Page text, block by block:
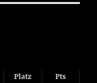
Platz
Pts